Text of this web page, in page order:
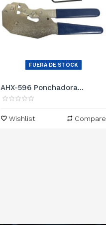
FUERA DE STOCK
AHX-596 Ponchadora...
Wishlist Compare